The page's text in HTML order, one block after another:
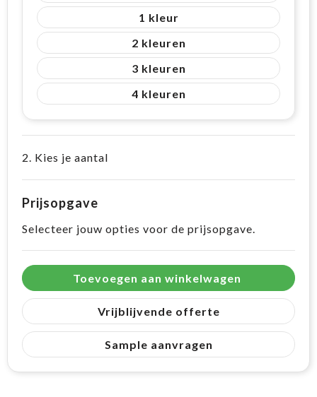
1
2
3
4
2. Kies je aantal
Prijsopgave
Selecteer jouw opties voor de prijsopgave.
Toevoegen aan winkelwagen
Vrijblijvende offerte
Sample aanvragen